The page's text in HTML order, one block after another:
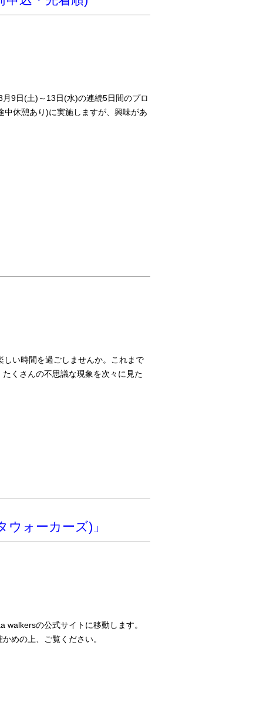
9日(土)～13日(水)の連続5日間のプロ
休憩あり)に実施しますが、興味があ
い時間を過ごしませんか。これまで
くさんの不思議な現象を次々に見た
ォーカーズ)」
の公式サイトに移動します。
めの上、ご覧ください。